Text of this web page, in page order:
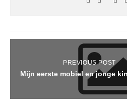
PREVIOUS POST
Mijn eerste mobiel en jonge